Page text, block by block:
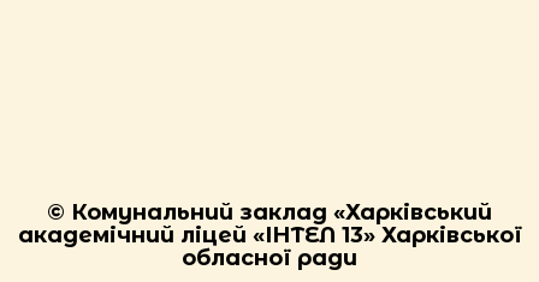
© Комунальний заклад «Харківський
академічний ліцей «ІНТЕЛ 13» Харківської
обласної ради